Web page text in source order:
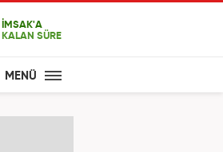
İMSAK'A
KALAN SÜRE
MENÜ